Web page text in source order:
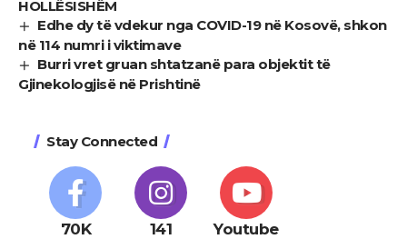
HOLLËSISHËM
Edhe dy të vdekur nga COVID-19 në Kosovë, shkon
në 114 numri i viktimave
Burri vret gruan shtatzanë para objektit të
Gjinekologjisë në Prishtinë
Stay Connected
70K 141 Youtube